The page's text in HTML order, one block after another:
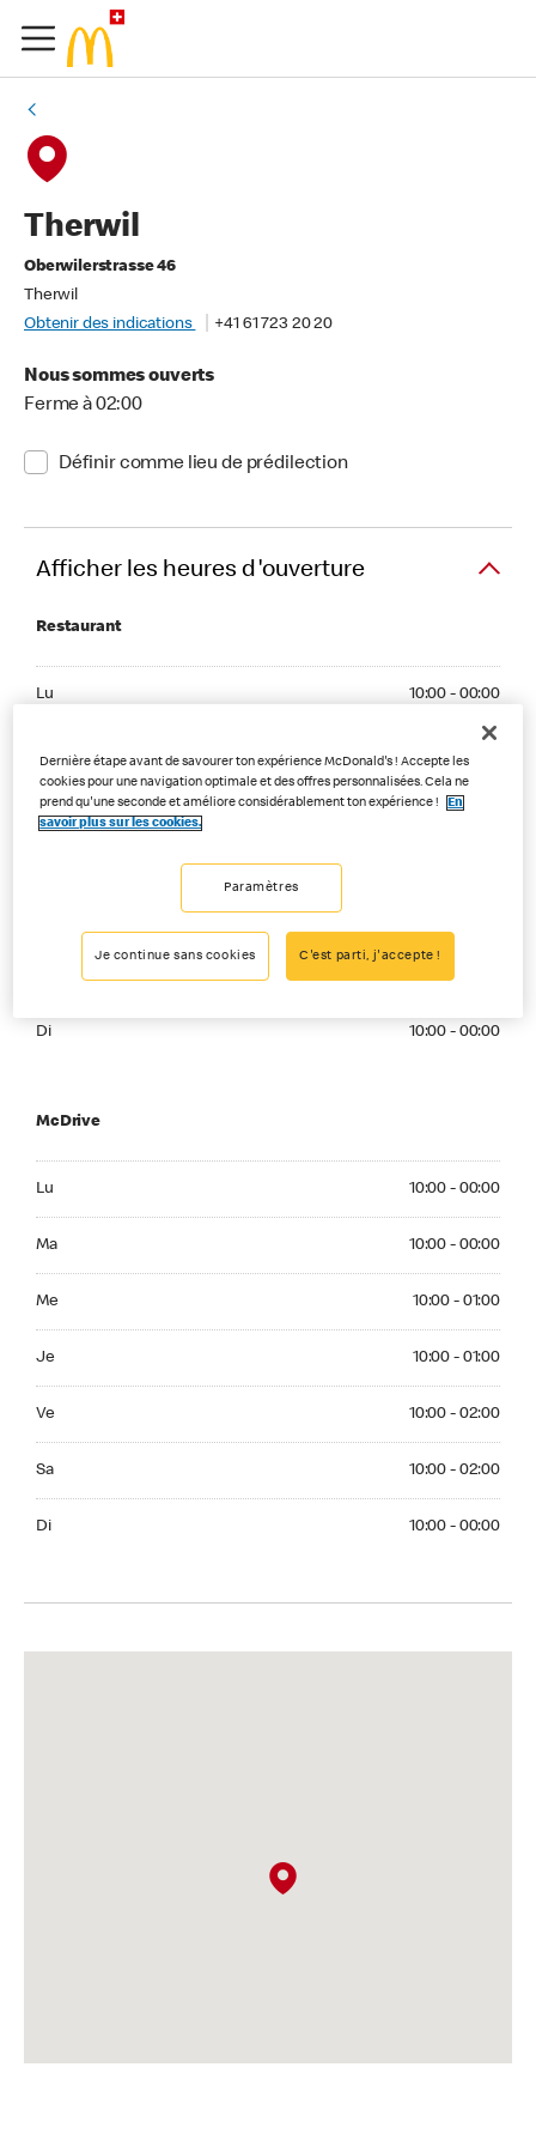
Therwil
Oberwilerstrasse 46
Therwil
Obtenir des indications
+41 61 723 20 20
Nous sommes ouverts
Ferme à 02:00
Définir comme lieu de prédilection
Afficher les heures d'ouverture
Restaurant
Lu 10:00 - 00:00
Me 10:00 - 01:00
Wednesday 10:00 - 01:00
10:00 - 02:00
Saturday 10:00 - 02:00
Di 10:00 - 00:00
Sunday 10:00 - 00:00
McDrive
Lu 10:00 - 00:00
Ma 10:00 - 00:00
Me 10:00 - 01:00
Je 10:00 - 01:00
Ve 10:00 - 02:00
Sa 10:00 - 02:00
Di 10:00 - 00:00
Dernière étape avant de savourer ton expérience McDonald's ! Accepte les
cookies pour une navigation optimale et des offres personnalisées. Cela ne
prend qu'une seconde et améliore considérablement ton expérience !
En
savoir plus sur les cookies.
Paramètres
Je continue sans cookies C'est parti, j'accepte !